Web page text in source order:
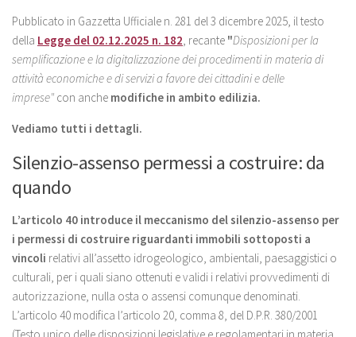
Pubblicato in Gazzetta Ufficiale n. 281 del 3 dicembre 2025, il testo
della Legge del 02.12.2025 n. 182, recante "Disposizioni per la
semplificazione e la digitalizzazione dei procedimenti in materia di
attività economiche e di servizi a favore dei cittadini e delle
imprese" con anche modifiche in ambito edilizia.
Vediamo tutti i dettagli.
Silenzio-assenso permessi a costruire: da
quando
L’articolo 40 introduce il meccanismo del silenzio-assenso per
i permessi di costruire riguardanti immobili sottoposti a
vincoli relativi all’assetto idrogeologico, ambientali, paesaggistici o
culturali, per i quali siano ottenuti e validi i relativi provvedimenti di
autorizzazione, nulla osta o assensi comunque denominati.
L’articolo 40 modifica l’articolo 20, comma 8, del D.P.R. 380/2001